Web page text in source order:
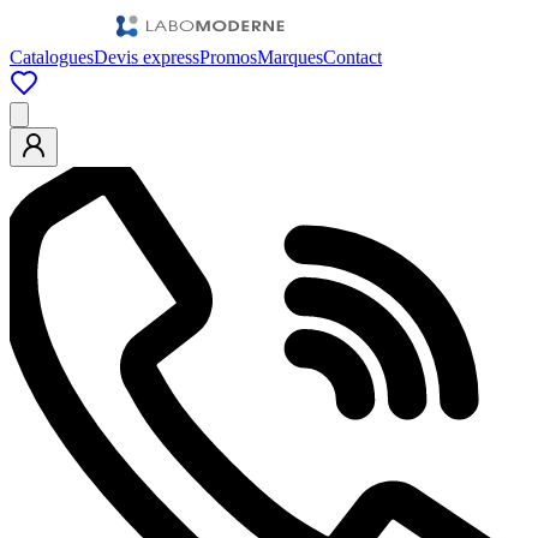
CataloguesDevis expressPromosMarquesContact